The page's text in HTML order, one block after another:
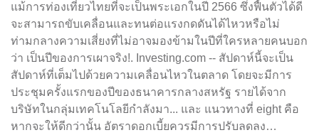
แม้การท่องเที่ยวไทยที่จะเป็นพระเอกในปี 2566 ซึ่งฟื้นตัวได้ดี
จะสามารถขับเคลื่อนและทนต่อแรงกดดันได้ไหวหรือไม่
ท่ามกลางความเสี่ยงที่ไม่อาจมองข้ามในปีที่ใครหลายคนบอก
ว่า เป็นปีของการเผาจริง!. Investing.com -- สัปดาห์นี้จะเป็น
สัปดาห์ที่เต็มไปด้วยความเคลื่อนไหวในตลาด โดยจะมีการ
ประชุมครั้งแรกของปีของธนาคารกลางสหรัฐ รายได้จาก
บริษัทในกลุ่มเทคโนโลยีกำลังมา... และ แนวทางที่ eight คือ
หากจะให้ดีกว่านั้น อัตราดอกเบี้ยควรมีการปรับลดลง…